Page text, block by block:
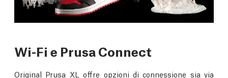
Wi-Fi e Prusa Connect
Original Prusa XL offre opzioni di connessione sia via